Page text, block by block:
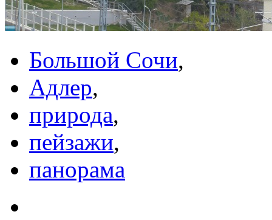
Большой Сочи,
Адлер,
природа,
пейзажи,
панорама